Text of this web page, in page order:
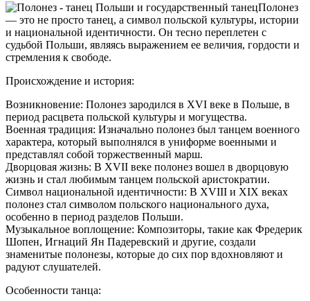
Полонез
— это не просто танец, а символ польской культуры, истории
и национальной идентичности. Он тесно переплетен с
судьбой Польши, являясь выражением ее величия, гордости и
стремления к свободе.
Происхождение и история:
Возникновение: Полонез зародился в XVI веке в Польше, в
период расцвета польской культуры и могущества.
Военная традиция: Изначально полонез был танцем военного
характера, который выполнялся в униформе военными и
представлял собой торжественный марш.
Дворцовая жизнь: В XVII веке полонез вошел в дворцовую
жизнь и стал любимым танцем польской аристократии.
Символ национальной идентичности: В XVIII и XIX веках
полонез стал символом польского национального духа,
особенно в период разделов Польши.
Музыкальное воплощение: Композиторы, такие как Фредерик
Шопен, Игнаций Ян Падеревский и другие, создали
знаменитые полонезы, которые до сих пор вдохновляют и
радуют слушателей.
Особенности танца: